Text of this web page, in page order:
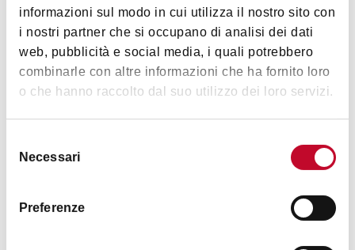
informazioni sul modo in cui utilizza il nostro sito con
i nostri partner che si occupano di analisi dei dati
web, pubblicità e social media, i quali potrebbero
combinarle con altre informazioni che ha fornito loro
o che hanno raccolto dal suo utilizzo dei loro servizi.
delNecessari
Preferenze
Musica e
Spettacolo
Orari